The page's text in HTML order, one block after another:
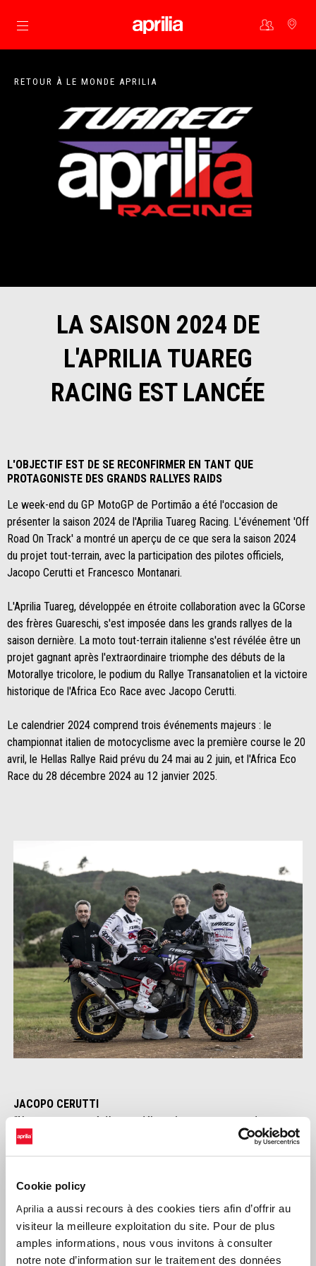
Cookie policy
Aprilia a aussi recours à des cookies tiers afin d’offrir au
visiteur la meilleure exploitation du site. Pour de plus
amples informations, nous vous invitons à consulter
notre note d’information sur le traitement des données
Aller au contenu principal
RETOUR À LE MONDE APRILIA
LA SAISON 2024 DE
L'APRILIA TUAREG
RACING EST LANCÉE
L'OBJECTIF EST DE SE RECONFIRMER EN TANT QUE
PROTAGONISTE DES GRANDS RALLYES RAIDS
Le week-end du GP MotoGP de Portimão a été l'occasion de
présenter la saison 2024 de l'Aprilia Tuareg Racing. L'événement 'Off
Road On Track' a montré un aperçu de ce que sera la saison 2024
du projet tout-terrain, avec la participation des pilotes officiels,
Jacopo Cerutti et Francesco Montanari.
L'Aprilia Tuareg, développée en étroite collaboration avec la GCorse
des frères Guareschi, s'est imposée dans les grands rallyes de la
saison dernière. La moto tout-terrain italienne s'est révélée être un
projet gagnant après l'extraordinaire triomphe des débuts de la
Motorallye tricolore, le podium du Rallye Transanatolien et la victoire
historique de l'Africa Eco Race avec Jacopo Cerutti.
Le calendrier 2024 comprend trois événements majeurs : le
championnat italien de motocyclisme avec la première course le 20
avril, le Hellas Rallye Raid prévu du 24 mai au 2 juin, et l'Africa Eco
Race du 28 décembre 2024 au 12 janvier 2025.
JACOPO CERUTTI
"Nous avons gagné dès nos débuts, les attentes sont donc
élevées. L'objectif est de remporter à nouveau le championnat
italien et d'essayer de faire aussi bien que possible en Afrique.
et je me sens en bonne forme pour affronter cette nouvelle
saison."
FRANCESCO MONTANARI
"Je m'entraîne et me prépare aussi durement que possible.